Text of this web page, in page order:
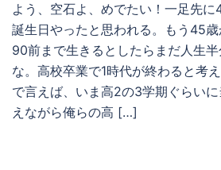
よう、空石よ、めでたい！一足先
誕生日やったと思われる。もう45歳
90前まで生きるとしたらまだ人生
な。高校卒業で1時代が終わると考
で言えば、いま高2の3学期ぐらい
えながら俺らの高 […]